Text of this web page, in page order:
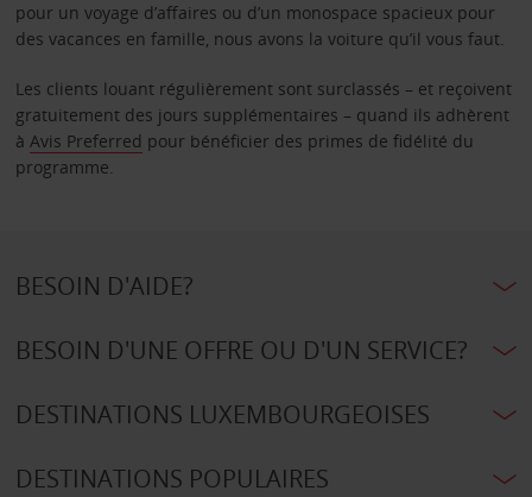
pour un voyage d’affaires ou d’un monospace spacieux pour
des vacances en famille, nous avons la voiture qu’il vous faut.
Les clients louant régulièrement sont surclassés – et reçoivent
gratuitement des jours supplémentaires – quand ils adhèrent
à Avis Preferred pour bénéficier des primes de fidélité du
programme.
BESOIN D'AIDE?
BESOIN D'UNE OFFRE OU D'UN SERVICE?
DESTINATIONS LUXEMBOURGEOISES
DESTINATIONS POPULAIRES